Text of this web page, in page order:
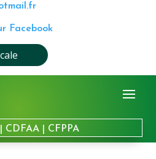
Facebook
CDFAA| CFPPA